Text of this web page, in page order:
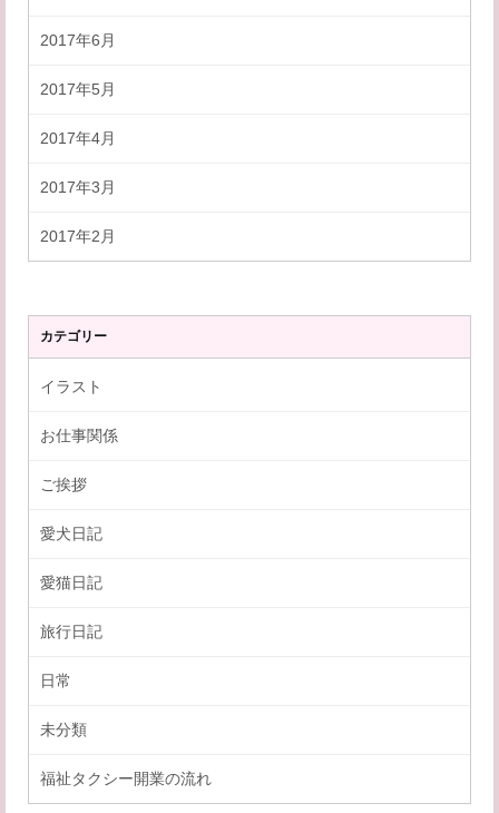
2017年6月
2017年5月
2017年4月
2017年3月
2017年2月
カテゴリー
イラスト
お仕事関係
ご挨拶
愛犬日記
愛猫日記
旅行日記
日常
未分類
福祉タクシー開業の流れ